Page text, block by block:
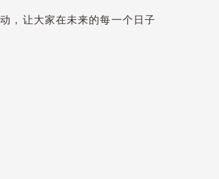
，让大家在未来的每一个日子